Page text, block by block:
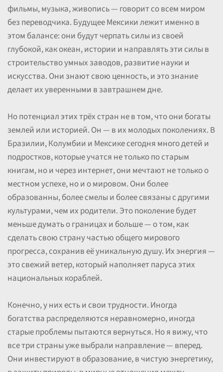
фильмы, музыка, живопись — говорит со всем миром
без переводчика. Будущее Мексики лежит именно в
этом балансе: они будут черпать силы из своей
глубокой, как океан, истории и направлять эти силы в
строительство умных заводов, развитие науки и
искусства. Они знают свою ценность, и это знание
делает их уверенными в завтрашнем дне.
Но потенциал этих трёх стран не в том, что они богаты
землей или историей. Он — в их молодых поколениях. В
Бразилии, Колумбии и Мексике сегодня много детей и
подростков, которые учатся не только по старым
книгам, но и через интернет, они мечтают не только о
местном успехе, но и о мировом. Они более
образованны, более смелы и более связаны с другими
культурами, чем их родители. Это поколение будет
меньше думать о границах и больше — о том, как
сделать свою страну частью общего мирового
прогресса, сохранив её уникальную душу. Их энергия —
это свежий ветер, который наполняет паруса этих
национальных кораблей.
Конечно, у них есть и свои трудности. Иногда
богатства распределяются неравномерно, иногда
старые проблемы пытаются вернуться. Но я вижу, что
все три страны уже выбрали направление — вперед.
Они инвестируют в образование, в чистую энергетику,